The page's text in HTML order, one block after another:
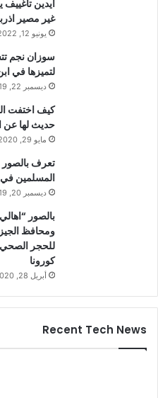
ايدين
غير مصير
يونيو 12, 2022
سوزان نجم
لتميزها في
ديسمبر 22, 2019
كيف اختفت
حديث لها عن
مايو 29, 2020
تعرف بالصور
المسلمين في
ديسمبر 20, 2019
بالصور
ومحافظ
كورونا
أبريل 28, 2020
Recent Tech News